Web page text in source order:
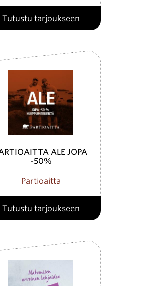
Tutustu tarjoukseen
ALE JOPA
-50%
Partioaitta
Tutustu tarjoukseen